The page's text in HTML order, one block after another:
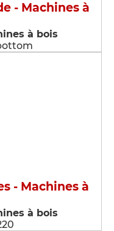
- Machines à
à bois
- Machines à
à bois